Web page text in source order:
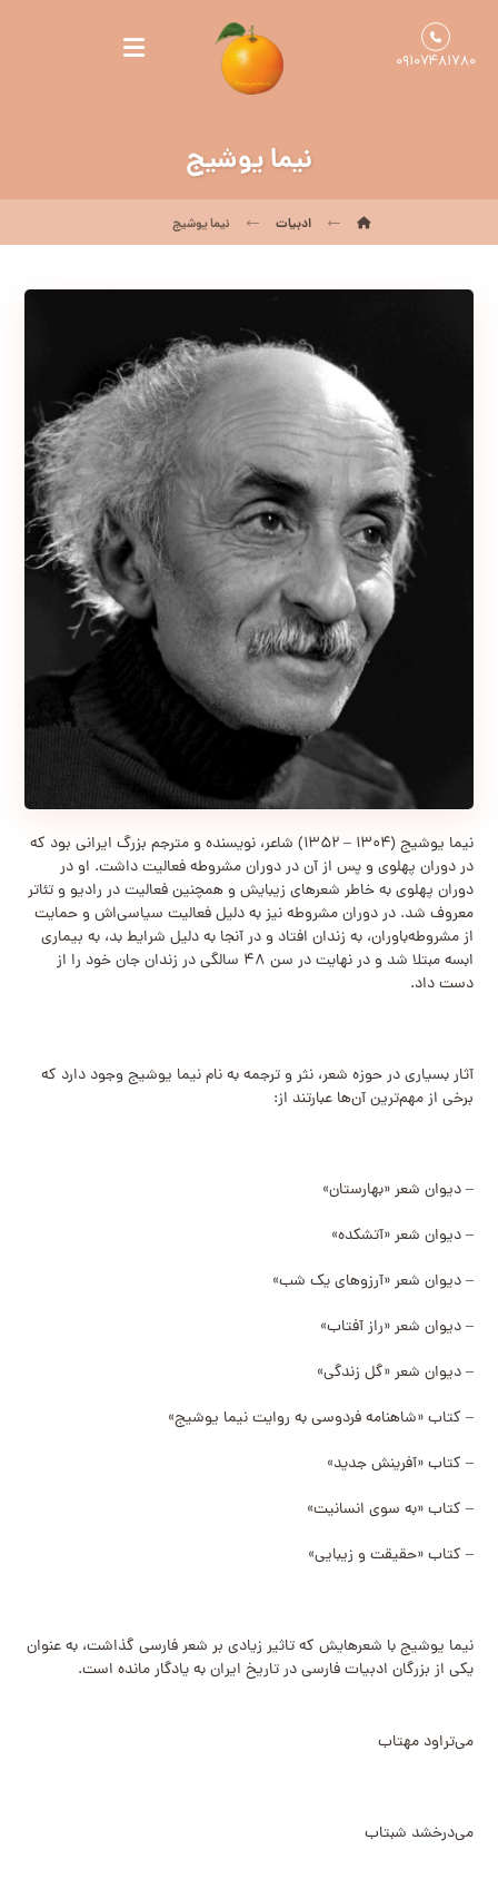
۰۹۱۰۷۴۸۱۷۸۰
نیما یوشیج
ادبیات نیما یوشیج
نیما یوشیج (۱۳۰۴ – ۱۳۵۲) شاعر، نویسنده و مترجم بزرگ ایرانی بود که
در دوران پهلوی و پس از آن در دوران مشروطه فعالیت داشت. او در
دوران پهلوی به خاطر شعرهای زیبایش و همچنین فعالیت در رادیو و تئاتر
معروف شد. در دوران مشروطه نیز به دلیل فعالیت سیاسی‌اش و حمایت
از مشروطه‌باوران، به زندان افتاد و در آنجا به دلیل شرایط بد، به بیماری
ابسه مبتلا شد و در نهایت در سن ۴۸ سالگی در زندان جان خود را از
دست داد.
آثار بسیاری در حوزه شعر، نثر و ترجمه به نام نیما یوشیج وجود دارد که
برخی از مهم‌ترین آن‌ها عبارتند از:
– دیوان شعر «بهارستان»
– دیوان شعر «آتشکده»
– دیوان شعر «آرزوهای یک شب»
– دیوان شعر «راز آفتاب»
– دیوان شعر «گل زندگی»
– کتاب «شاهنامه فردوسی به روایت نیما یوشیج»
– کتاب «آفرینش جدید»
– کتاب «به سوی انسانیت»
– کتاب «حقیقت و زیبایی»
نیما یوشیج با شعرهایش که تاثیر زیادی بر شعر فارسی گذاشت، به عنوان
یکی از بزرگان ادبیات فارسی در تاریخ ایران به یادگار مانده است.
می‌تراود مهتاب
می‌درخشد شبتاب